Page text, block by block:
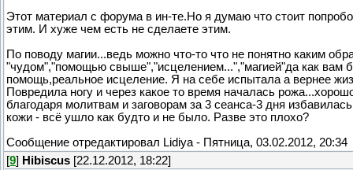
Этот материал с форума в ин-те.Но я думаю что стоит
этим. И хуже чем есть не сделаете этим.
По поводу магии...ведь можно что-то что не понятно каким
"чудом","помощью свыше","исцелением...","магией"да как вам
помощь,реальное исцеление. Я на себе испытала а вернее
Повредила ногу и через какое то время началась
благодаря молитвам и заговорам за 3 сеанса-3 дня
кожи - всё ушло как будто и не было. Разве это плохо?
Сообщение отредактировал Lidiya - Пятница, 03.02.2012, 20:34
[9] Hibiscus [22.12.2012, 18:22]